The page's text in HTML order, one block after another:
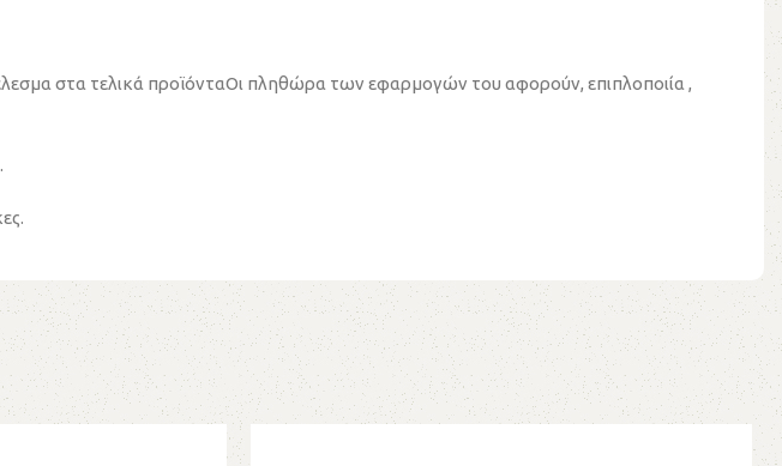
στα τελικά προϊόνταΟι πληθώρα των εφαρμογών του αφορούν, επιπλοποιία ,